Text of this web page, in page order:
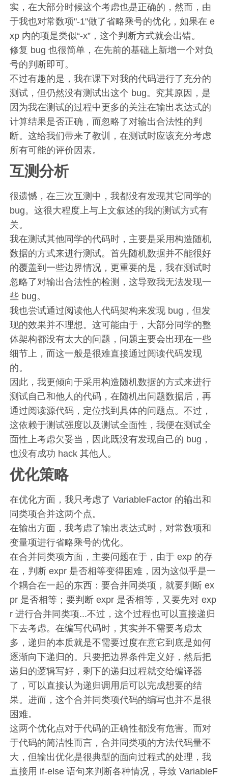
实，在大部分时候这个考虑也是正确的，然而，由
于我也对常数项"-1"做了省略乘号的优化，如果在 e
xp 内的项是类似“-x”，这个判断方式就会出错。
修复 bug 也很简单，在先前的基础上新增一个对负
号的判断即可。
不过有趣的是，我在课下对我的代码进行了充分的
测试，但仍然没有测试出这个 bug。究其原因，是
因为我在测试的过程中更多的关注在输出表达式的
计算结果是否正确，而忽略了对输出合法性的判
断。这给我们带来了教训，在测试时应该充分考虑
所有可能的评价因素。
互测分析
很遗憾，在三次互测中，我都没有发现其它同学的
bug。这很大程度上与上文叙述的我的测试方式有
关。
我在测试其他同学的代码时，主要是采用构造随机
数据的方式来进行测试。首先随机数据并不能很好
的覆盖到一些边界情况，更重要的是，我在测试时
忽略了对输出合法性的检测，这导致我无法发现一
些 bug。
我也尝试通过阅读他人代码架构来发现 bug，但发
现的效果并不理想。这可能由于，大部分同学的整
体架构都没有太大的问题，问题主要会出现在一些
细节上，而这一般是很难直接通过阅读代码发现
的。
因此，我更倾向于采用构造随机数据的方式来进行
测试自己和他人的代码，在随机出问题数据后，再
通过阅读源代码，定位找到具体的问题点。不过，
这依赖于测试强度以及测试全面性，我便在测试全
面性上考虑欠妥当，因此既没有发现自己的 bug，
也没有成功 hack 其他人。
优化策略
在优化方面，我只考虑了 VariableFactor 的输出和
同类项合并这两个点。
在输出方面，我考虑了输出表达式时，对常数项和
变量项进行省略乘号的优化。
在合并同类项方面，主要问题在于，由于 exp 的存
在，判断 expr 是否相等变得困难，因为这似乎是一
个耦合在一起的东西：要合并同类项，就要判断 ex
pr 是否相等；要判断 expr 是否相等，又要先对 exp
r 进行合并同类项...不过，这个过程也可以直接递归
下去考虑。在编写代码时，其实并不需要考虑太
多，递归的本质就是不需要过度在意它到底是如何
逐渐向下递归的。只要把边界条件定义好，然后把
递归的逻辑写好，剩下的递归过程就交给编译器
了，可以直接认为递归调用后可以完成想要的结
果。进而，这个合并同类项代码的编写也并不是很
困难。
这两个优化点对于代码的正确性都没有危害。而对
于代码的简洁性而言，合并同类项的方法代码量不
大，但输出优化是很典型的面向过程式的处理，我
直接用 if-else 语句来判断各种情况，导致 VariableF